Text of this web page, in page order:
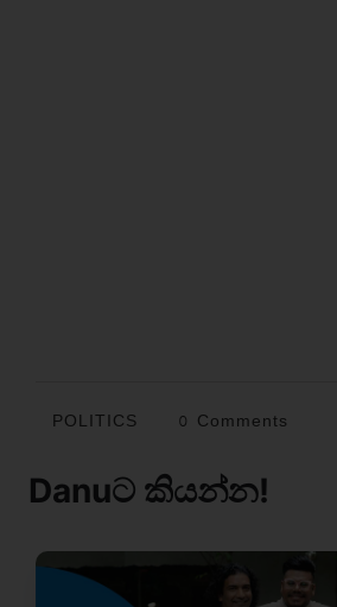
POLITICS 0 Comments